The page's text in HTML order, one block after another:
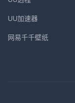
UU加速器
网易千千壁纸